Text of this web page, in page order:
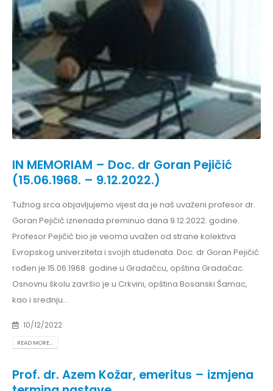
IN MEMORIAM – Doc. dr Goran Pejičić
(15.06.1968. – 9.12.2022.)
Tužnog srca objavljujemo vijest da je naš uvaženi profesor dr.
Goran Pejičić iznenada preminuo dana 9.12.2022. godine.
Profesor Pejičić bio je veoma uvažen od strane kolektiva
Evropskog univerziteta i svojih studenata. Doc. dr Goran Pejičić
rođen je 15.06.1968. godine u Gradačcu, opština Gradačac.
Osnovnu školu završio je u Crkvini, opština Bosanski Šamac,
kao i srednju...
10/12/2022
READ MORE...
Prof. dr. Azem Kožar, emeritus – izmjena